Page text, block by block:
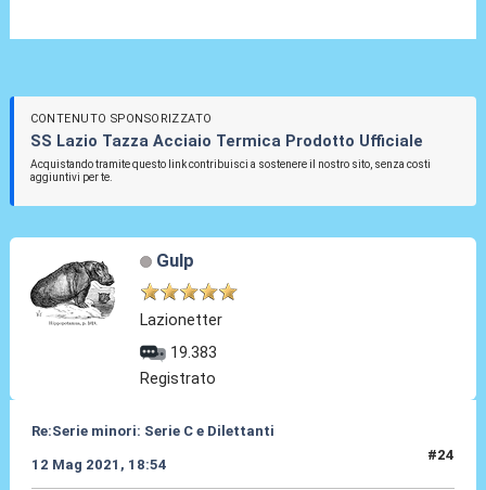
CONTENUTO SPONSORIZZATO
SS Lazio Tazza Acciaio Termica Prodotto Ufficiale
Acquistando tramite questo link contribuisci a sostenere il nostro sito, senza costi
aggiuntivi per te.
Gulp
Lazionetter
19.383
Registrato
Re:Serie minori: Serie C e Dilettanti
12 Mag 2021, 18:54
#24